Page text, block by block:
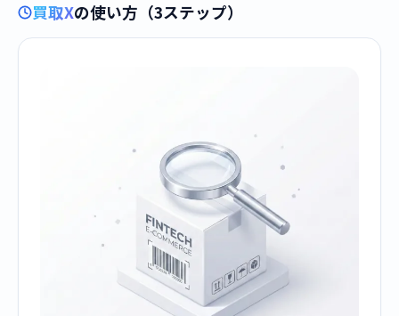
買取Xの使い方（3ステップ）